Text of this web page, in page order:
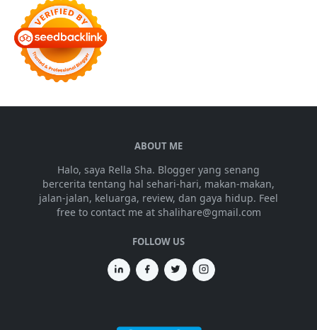
ABOUT ME
Halo, saya Rella Sha. Blogger yang senang
bercerita tentang hal sehari-hari, makan-makan,
jalan-jalan, keluarga, review, dan gaya hidup. Feel
free to contact me at shalihare@gmail.com
FOLLOW US